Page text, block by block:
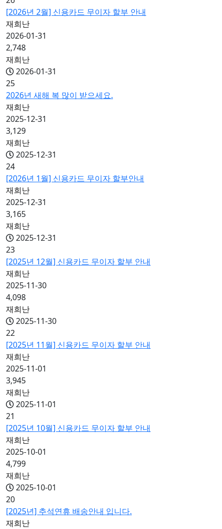
[2026년 2월] 신용카드 무이자 할부 안내
재희난
2026-01-31
2,748
재희난
2026-01-31
25
2026년 새해 복 많이 받으세요.
재희난
2025-12-31
3,129
재희난
2025-12-31
24
[2026년 1월] 신용카드 무이자 할부안내
재희난
2025-12-31
3,165
재희난
2025-12-31
23
[2025년 12월] 신용카드 무이자 할부 안내
재희난
2025-11-30
4,098
재희난
2025-11-30
22
[2025년 11월] 신용카드 무이자 할부 안내
재희난
2025-11-01
3,945
재희난
2025-11-01
21
[2025년 10월] 신용카드 무이자 할부 안내
재희난
2025-10-01
4,799
재희난
2025-10-01
20
[2025년] 추석연휴 배송안내 입니다.
재희난